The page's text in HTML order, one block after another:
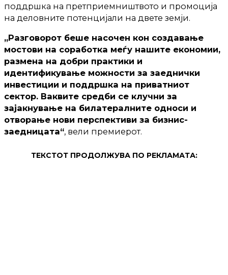
поддршка на претприемништвото и промоција
на деловните потенцијали на двете земји.
„Разговорот беше насочен кон создавање
мостови на соработка меѓу нашите економии,
размена на добри практики и
идентификување можности за заеднички
инвестиции и поддршка на приватниот
сектор. Ваквите средби се клучни за
зајакнување на билатералните односи и
отворање нови перспективи за бизнис-
заедницата“, вели премиерот.
ТЕКСТОТ ПРОДОЛЖУВА ПО РЕКЛАМАТА: